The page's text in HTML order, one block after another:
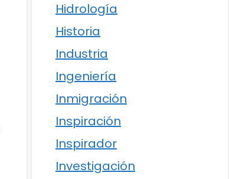
Hidrología
Historia
Industria
Ingeniería
Inmigración
Inspiración
Inspirador
Investigación